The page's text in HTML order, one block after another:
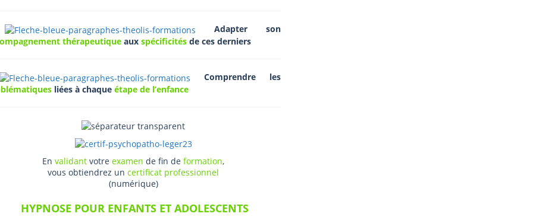
Adapter son
thérapeutiqueaux spécificitésde ces derniers
Comprendre les
liées à chaque étape de l’enfance
En validant votre examen de fin de formation,
vous obtiendrez un certificat professionnel
(numérique)
HYPNOSE POUR ENFANTS ET ADOLESCENTS